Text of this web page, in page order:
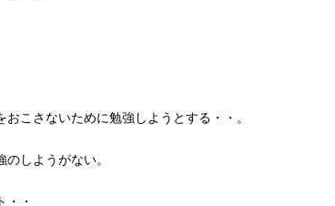
こさないために勉強しようとする・・。
しようがない。
・・